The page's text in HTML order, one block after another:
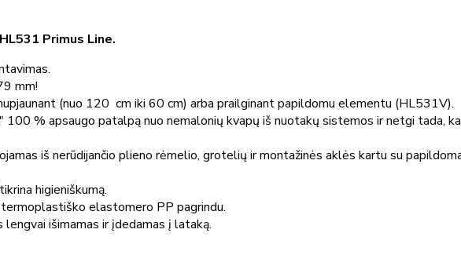
Primus Line.
mm!
(nuo 120 cm iki 60 cm) arba prailginant papildomu elementu (HL531V).
100 % apsaugo patalpą nuo nemalonių kvapų iš nuotakų sistemos ir netgi tada,
iš nerūdijančio plieno rėmelio, grotelių ir montažinės aklės kartu su
higieniškumą.
elastomero PP pagrindu.
išimamas ir įdedamas į lataką.